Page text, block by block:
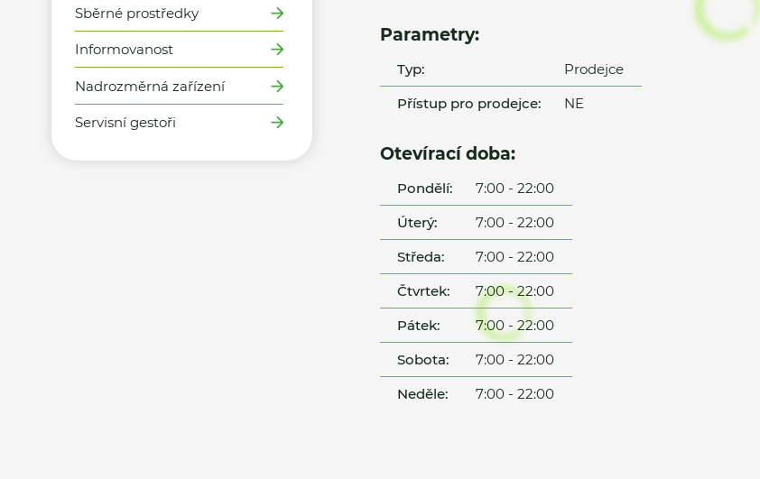
Sběrné prostředky
Informovanost
Nadrozměrná zařízení
Servisní gestoři
Parametry:
Typ:
Prodejce
Přístup pro prodejce:
NE
Otevírací doba:
Pondělí:
7:00 - 22:00
Úterý:
7:00 - 22:00
Středa:
7:00 - 22:00
Čtvrtek:
7:00 - 22:00
Pátek:
7:00 - 22:00
Sobota:
7:00 - 22:00
Neděle:
7:00 - 22:00